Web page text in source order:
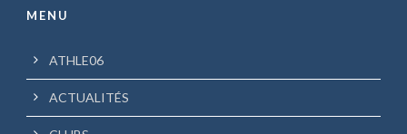
MENU
ATHLE06
ACTUALITÉS